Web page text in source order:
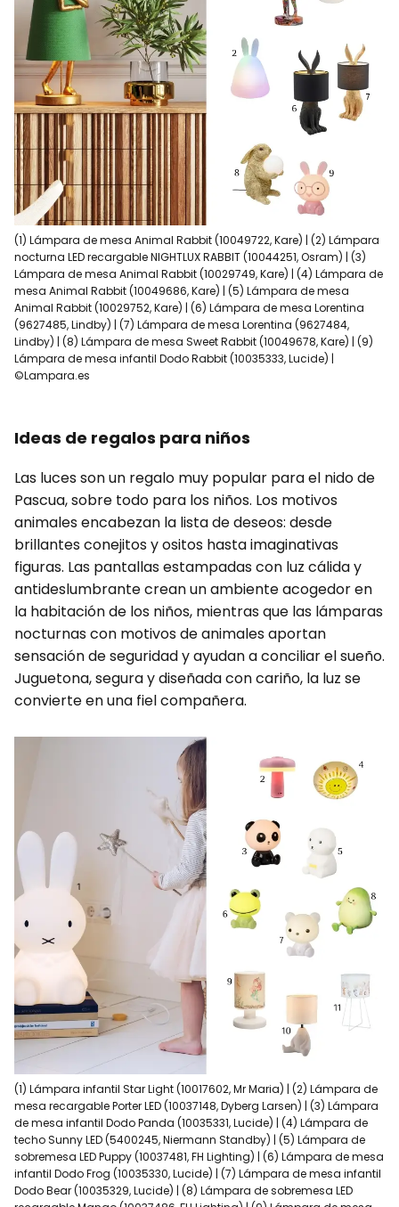
(1) Lámpara de mesa Animal Rabbit (10049722, Kare) | (2) Lámpara
nocturna LED recargable NIGHTLUX RABBIT (10044251, Osram) | (3)
Lámpara de mesa Animal Rabbit (10029749, Kare) | (4) Lámpara de
mesa Animal Rabbit (10049686, Kare) | (5) Lámpara de mesa
Animal Rabbit (10029752, Kare) | (6) Lámpara de mesa Lorentina
(9627485, Lindby) | (7) Lámpara de mesa Lorentina (9627484,
Lindby) | (8) Lámpara de mesa Sweet Rabbit (10049678, Kare) | (9)
Lámpara de mesa infantil Dodo Rabbit (10035333, Lucide) |
©Lampara.es
Ideas de regalos para niños
Las luces son un regalo muy popular para el nido de
Pascua, sobre todo para los niños. Los motivos
animales encabezan la lista de deseos: desde
brillantes conejitos y ositos hasta imaginativas
figuras. Las pantallas estampadas con luz cálida y
antideslumbrante crean un ambiente acogedor en
la habitación de los niños, mientras que las lámparas
nocturnas con motivos de animales aportan
sensación de seguridad y ayudan a conciliar el sueño.
Juguetona, segura y diseñada con cariño, la luz se
convierte en una fiel compañera.
(1) Lámpara infantil Star Light (10017602, Mr Maria) | (2) Lámpara de
mesa recargable Porter LED (10037148, Dyberg Larsen) | (3) Lámpara
de mesa infantil Dodo Panda (10035331, Lucide) | (4) Lámpara de
techo Sunny LED (5400245, Niermann Standby) | (5) Lámpara de
sobremesa LED Puppy (10037481, FH Lighting) | (6) Lámpara de mesa
infantil Dodo Frog (10035330, Lucide) | (7) Lámpara de mesa infantil
Dodo Bear (10035329, Lucide) | (8) Lámpara de sobremesa LED